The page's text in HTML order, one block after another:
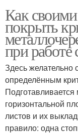
Как
покрыть
при работе
Здесь желательно
определённым
горизонтальной
листов и их
правило: одна